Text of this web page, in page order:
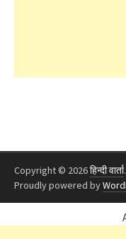
Copyright © 2026हिन्दी वार्ता.
Proudly powered by